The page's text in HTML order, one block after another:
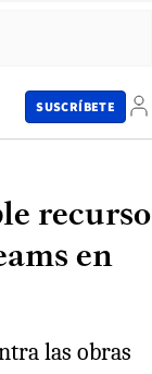
SUSCRÍBETE
recurso
en
las obras